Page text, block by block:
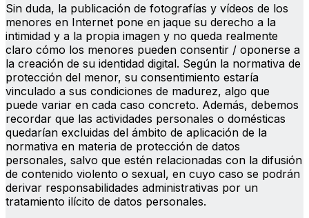
Sin duda, la publicación de fotografías y vídeos de los
menores en Internet pone en jaque su derecho a la
intimidad y a la propia imagen y no queda realmente
claro cómo los menores pueden consentir / oponerse a
la creación de su identidad digital. Según la normativa de
protección del menor, su consentimiento estaría
vinculado a sus condiciones de madurez, algo que
puede variar en cada caso concreto. Además, debemos
recordar que las actividades personales o domésticas
quedarían excluidas del ámbito de aplicación de la
normativa en materia de protección de datos
personales, salvo que estén relacionadas con la difusión
de contenido violento o sexual, en cuyo caso se podrán
derivar responsabilidades administrativas por un
tratamiento ilícito de datos personales.